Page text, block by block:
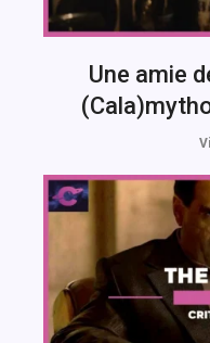
Une amie